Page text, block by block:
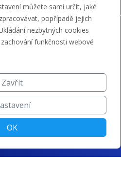
můžete sami určit, jaké
popřípadě jejich
nezbytných cookies
funkčnosti webové
Zavřít
OK